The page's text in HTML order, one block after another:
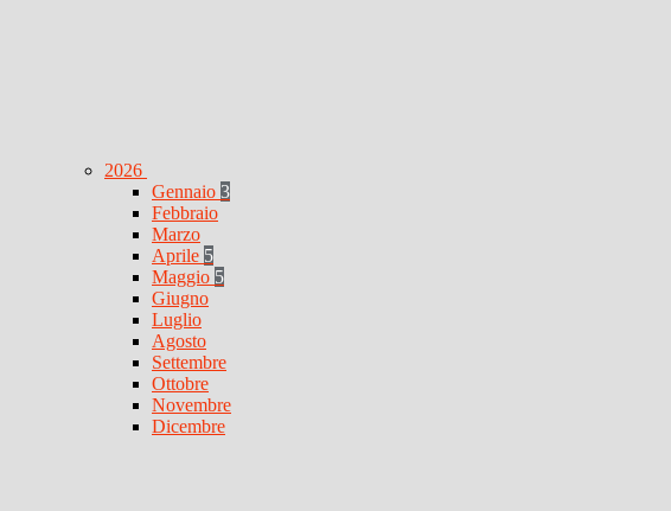
2026
Gennaio 3
Febbraio
Marzo
Aprile 5
Maggio 5
Giugno
Luglio
Agosto
Settembre
Ottobre
Novembre
Dicembre